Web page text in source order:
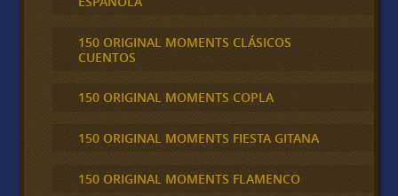
150 ORIGINAL MOMENTS CLÁSICOS
CUENTOS
150 ORIGINAL MOMENTS COPLA
150 ORIGINAL MOMENTS FIESTA GITANA
150 ORIGINAL MOMENTS FLAMENCO